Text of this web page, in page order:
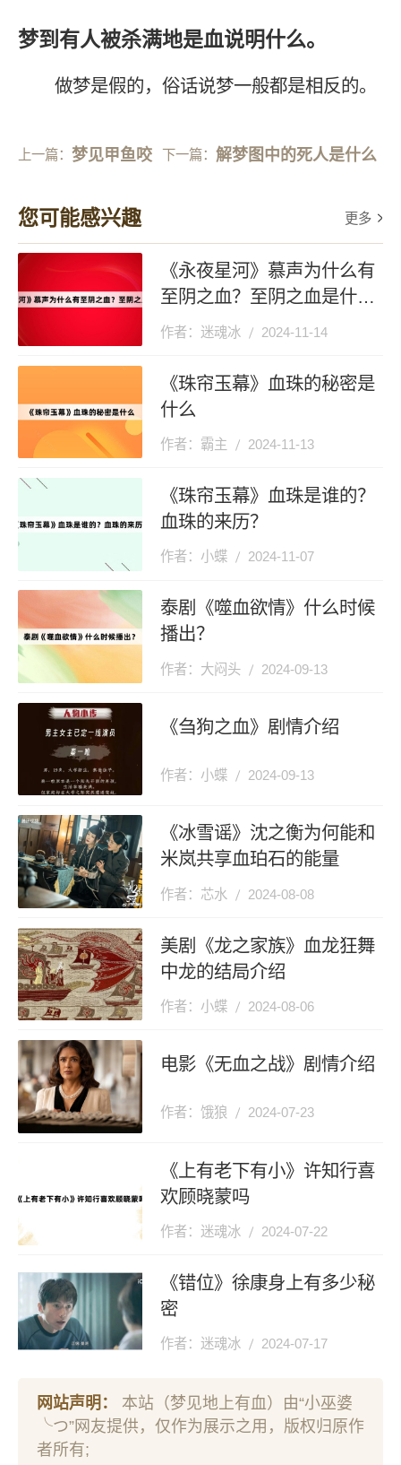
梦到有人被杀满地是血说明什么。
做梦是假的，俗话说梦一般都是相反的。
上一篇：梦见甲鱼咬 下一篇： 解梦图中的死人是什么
您可能感兴趣 更多
《永夜星河》慕声为什么有
至阴之血？至阴之血是什
么？
作者：迷魂冰 2024-11-14
《珠帘玉幕》血珠的秘密是
什么
作者：霸主 2024-11-13
《珠帘玉幕》血珠是谁的？
血珠的来历？
作者：小蝶 2024-11-07
泰剧《噬血欲情》什么时候
播出？
作者：大闷头 2024-09-13
《刍狗之血》剧情介绍
作者：小蝶 2024-09-13
《冰雪谣》沈之衡为何能和
米岚共享血珀石的能量
作者：芯水 2024-08-08
美剧《龙之家族》血龙狂舞
中龙的结局介绍
作者：小蝶 2024-08-06
电影《无血之战》剧情介绍
作者：饿狼 2024-07-23
《上有老下有小》许知行喜
欢顾晓蒙吗
作者：迷魂冰 2024-07-22
《错位》徐康身上有多少秘
密
作者：迷魂冰 2024-07-17
网站声明：
本站（梦见地上有血）由“小巫婆
╰つ”网友提供，仅作为展示之用，版权归原作
者所有;